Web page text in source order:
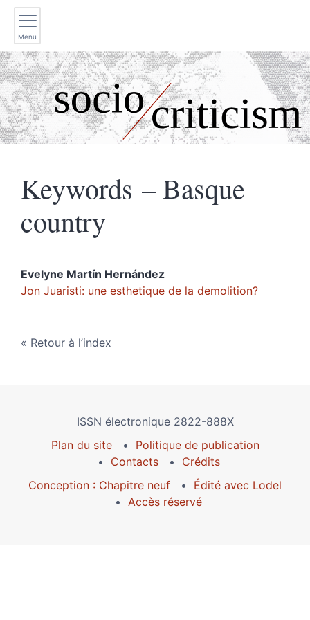
Menu
Keywords – Basque
country
Evelyne Martín Hernández
Jon Juaristi: une esthetique de la demolition?
Retour à l’index
ISSN électronique 2822-888X
Plan du site
Politique de publication
Contacts
Crédits
Conception : Chapitre neuf
Édité avec Lodel
Accès réservé